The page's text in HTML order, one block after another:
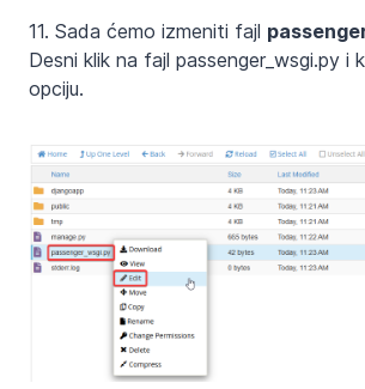
11. Sada ćemo izmeniti fajl
Desni klik na fajl passenger_wsgi.py i
opciju.